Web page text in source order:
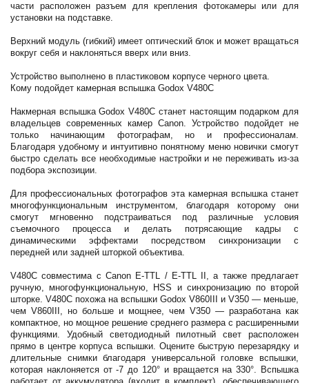
части расположен разъем для крепления фотокамеры или для
установки на подставке.
Верхний модуль (гибкий) имеет оптический блок и может вращаться
вокруг себя и наклоняться вверх или вниз.
Устройство выполнено в пластиковом корпусе черного цвета.
Кому подойдет камерная вспышка Godox V480C
Накмерная вспышка Godox V480C станет настоящим подарком для
владельцев современных камер Canon. Устройство подойдет не
только начинающим фотографам, но и профессионалам.
Благодаря удобному и интуитивно понятному меню новички смогут
быстро сделать все необходимые настройки и не переживать из-за
подбора экспозиции.
Для профессиональных фотографов эта камерная вспышка станет
многофункциональным инструментом, благодаря которому они
смогут мгновенно подстраиваться под различные условия
съемочного процесса и делать потрясающие кадры с
динамическими эффектами посредством синхронизации с
передней или задней шторкой объектива.
V480C совместима с Canon E-TTL / E-TTL II, а также предлагает
ручную, многофункциональную, HSS и синхронизацию по второй
шторке. V480C похожа на вспышки Godox V860III и V350 — меньше,
чем V860III, но больше и мощнее, чем V350 — разработана как
компактное, но мощное решение среднего размера с расширенными
функциями. Удобный светодиодный пилотный свет расположен
прямо в центре корпуса вспышки. Оцените быструю перезарядку и
длительные снимки благодаря универсальной головке вспышки,
которая наклоняется от -7 до 120° и вращается на 330°. Вспышка